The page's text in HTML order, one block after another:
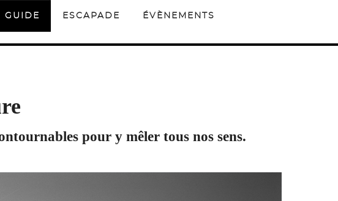
GUIDE ESCAPADE ÉVÈNEMENTS
pour y mêler tous nos sens.